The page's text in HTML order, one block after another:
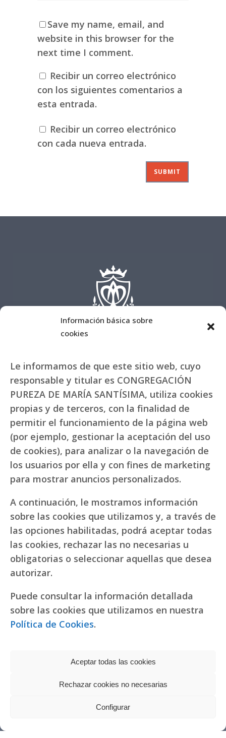
Información básica sobre
cookies
Le informamos de que este sitio web, cuyo
responsable y titular es CONGREGACIÓN
PUREZA DE MARÍA SANTÍSIMA, utiliza cookies
propias y de terceros, con la finalidad de
permitir el funcionamiento de la página web
(por ejemplo, gestionar la aceptación del uso
de cookies), para analizar o la navegación de
los usuarios por ella y con fines de marketing
para mostrar anuncios personalizados.
A continuación, le mostramos información
sobre las cookies que utilizamos y, a través de
las opciones habilitadas, podrá aceptar todas
las cookies, rechazar las no necesarias u
obligatorias o seleccionar aquellas que desea
autorizar.
Puede consultar la información detallada
sobre las cookies que utilizamos en nuestra
Política de Cookies.
Aceptar todas las cookies
Rechazar cookies no necesarias
Configurar
Save my name, email, and
website in this browser for the
next time I comment.
Recibir un correo electrónico
con los siguientes comentarios a
esta entrada.
Recibir un correo electrónico
con cada nueva entrada.
Copyright © 2022 RR. Pureza de María